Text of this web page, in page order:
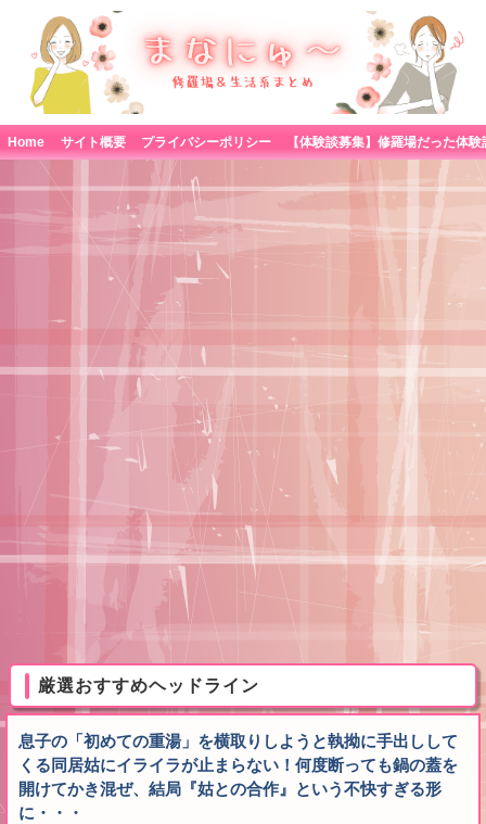
Home サイト概要 プライバシーポリシー
厳選おすすめヘッドライン
息子の「初めての重湯」を横取りしようと執拗に手出しして
くる同居姑にイライラが止まらない！何度断っても鍋の蓋を
開けてかき混ぜ、結局『姑との合作』という不快すぎる形
に・・・